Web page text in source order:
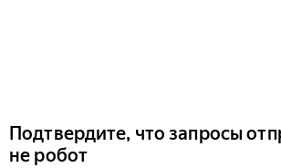
Подтвердите, что запросы
не робот